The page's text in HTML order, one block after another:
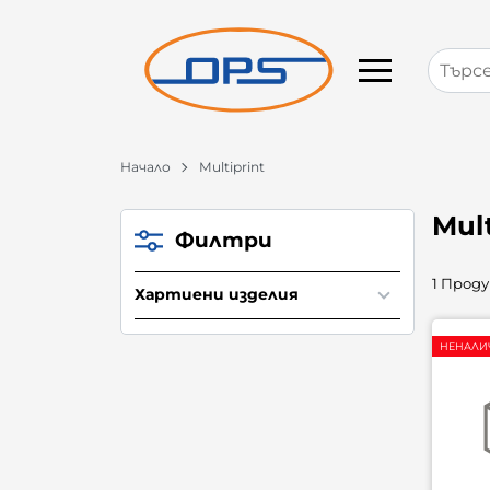
Начало Multiprint
1
Филтри
Хартиени изделия